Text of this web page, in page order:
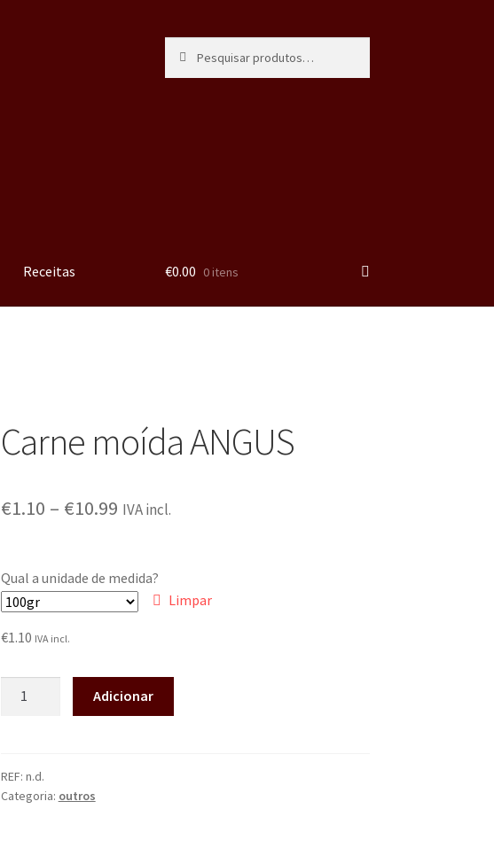
Receitas €0.00 0 itens
Carne moída ANGUS
€1.10 – €10.99 IVA incl.
Qual a unidade de medida?
Limpar
€1.10 IVA incl.
Adicionar
REF: n.d.
Categoria: outros